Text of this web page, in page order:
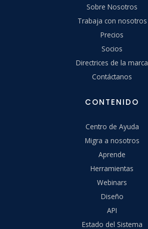
Sobre Nosotros
Trabaja con nosotros
Precios
Socios
Directrices de la marca
Contáctanos
CONTENIDO
Centro de Ayuda
Migra a nosotros
Aprende
Herramientas
Webinars
Diseño
API
Estado del Sistema